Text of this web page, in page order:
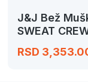
J&J Bež
SWEAT
RSD